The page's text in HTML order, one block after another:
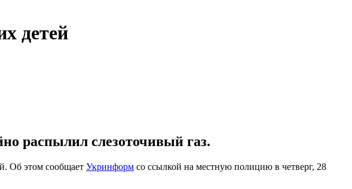
детей
распылил слезоточивый газ.
Об этом сообщает Укринформ со ссылкой на местную полицию в четверг, 28